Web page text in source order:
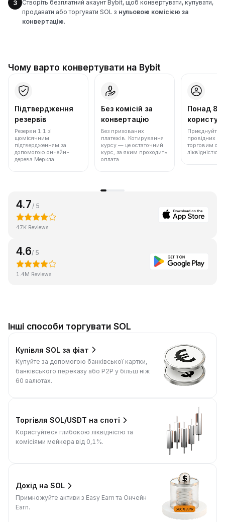
3
Створіть безплатний акаунт Bybit, щоб конвертувати, купувати,
продавати або торгувати SOL з нульовою комісією за
конвертацію.
Чому варто конвертувати на Bybit
Підтвердження
резервів
Резерви 1:1 зі
щомісячним
підтвердженням за
допомогою ончейн-
дерева Меркла.
Без комісій за
конвертацію
Без прихованих
платежів. Котирування
курсу — це остаточний
курс, за яким проходить
оплата.
Понад 86
Приєднуйтеся
провідних
торговим
ліквідністю.
4.7 / 5
47K Reviews
4.6/ 5
1.4M Reviews
Інші способи торгувати SOL
Купівля SOL за фіат
Купуйте за допомогою банківської картки,
банківського переказу або P2P у більш ніж
60 валютах.
Торгівля SOL/USDT на споті
Користуйтеся глибокою ліквідністю та
комісіями мейкера від 0,1%.
Дохід на SOL
Примножуйте активи з Easy Earn та Ончейн
Earn.